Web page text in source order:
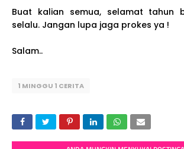
Buat kalian semua, selamat tahun
selalu. Jangan lupa jaga prokes ya !
Salam..
1 MINGGU 1 CERITA